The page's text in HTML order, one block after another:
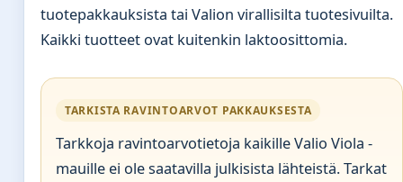
tuotepakkauksista tai Valion virallisilta tuotesivuilta.
Kaikki tuotteet ovat kuitenkin laktoosittomia.
TARKISTA RAVINTOARVOT PAKKAUKSESTA
Tarkkoja ravintoarvotietoja kaikille Valio Viola -
mauille ei ole saatavilla julkisista lähteistä. Tarkat